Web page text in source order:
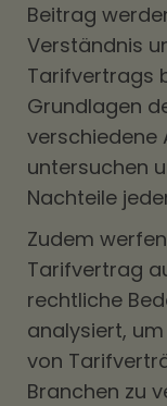
Beitrag
Verständnis
Tarifvertrags
Grundlagen
verschiedene
untersuchen
Nachteile
Zudem
Tarifvertrag
rechtliche
analysiert,
von
Branchen zu